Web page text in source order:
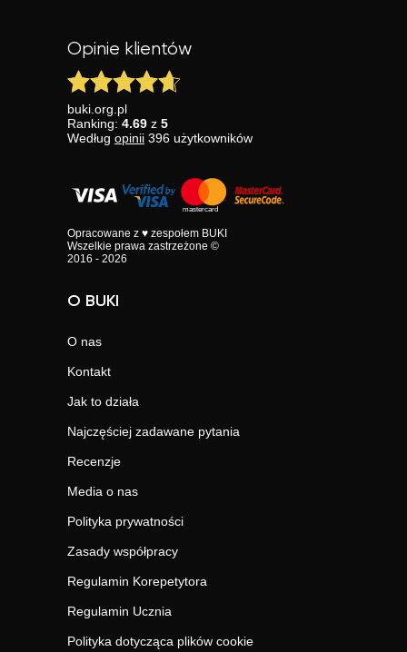
Opinie klientów
buki.org.pl
Ranking: 4.69 z 5
Według opinii 396 użytkowników
Opracowane z ♥ zespołem BUKI
Wszelkie prawa zastrzeżone ©
2016 - 2026
O BUKI
O nas
Kontakt
Jak to działa
Najczęściej zadawane pytania
Recenzje
Media o nas
Polityka prywatności
Zasady współpracy
Regulamin Korepetytora
Regulamin Ucznia
Polityka dotycząca plików cookie